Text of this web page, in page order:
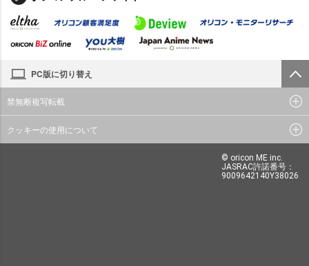
PC版に切り替え
禁無断複写転載
クッキーの使用について
© oricon ME inc.
JASRAC許諾番号：
9009642140Y38026